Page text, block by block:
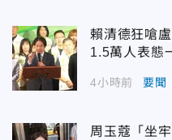
賴清德狂嗆
1.5萬人表態
4小時前 要聞
周玉蔻「坐